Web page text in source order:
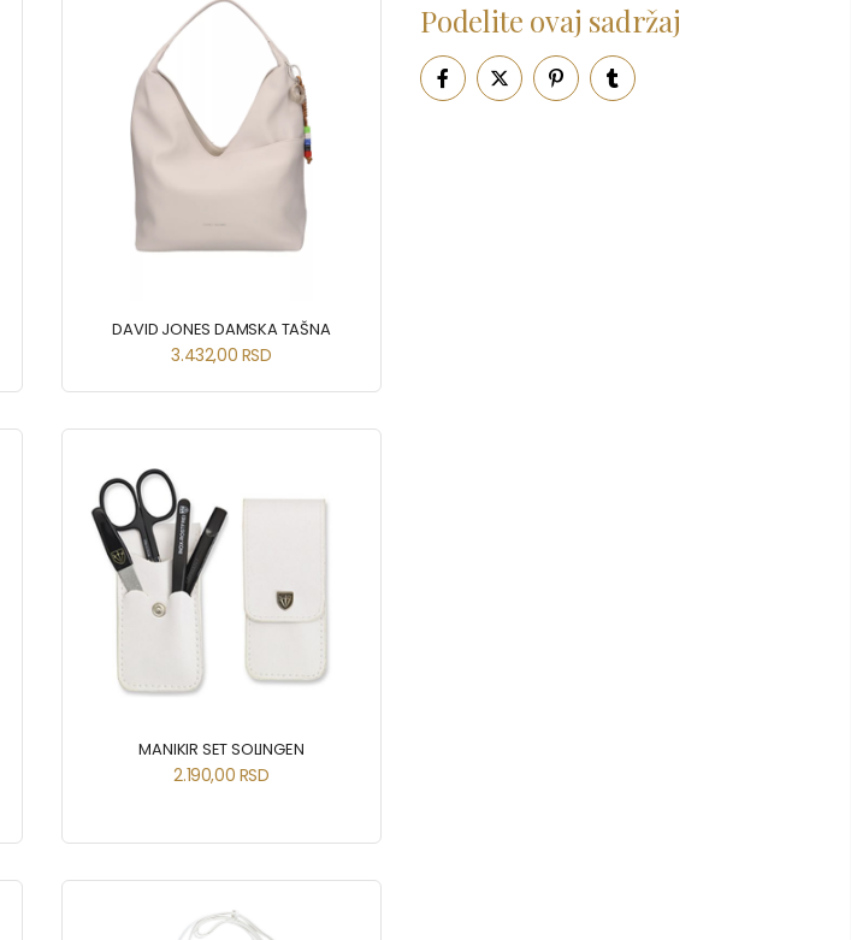
DAVID JONES DAMSKA TAŠNA
3.432,00 RSD
MANIKIR SET SOLINGEN
2.190,00 RSD
Pepe Jeans Ranac (10)
Piling za telo (3)
Putni program (50)
Podelite ovaj sadržaj